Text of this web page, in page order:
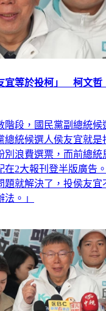
宜等於投柯」 柯文哲
階段，國民黨副總統候
總統候選人侯友宜就是
別浪費選票，而前總統
在2大報刊登半版廣告
題就解決了，投侯友宜
。」